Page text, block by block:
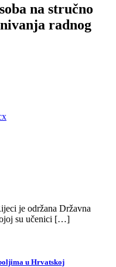
na stručno
radnog
je održana Državna
su učenici […]
u Hrvatskoj